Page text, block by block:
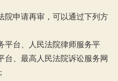
申请再审，可以通过下列方
平台、人民法院律师服务平
台、最高人民法院诉讼服务网